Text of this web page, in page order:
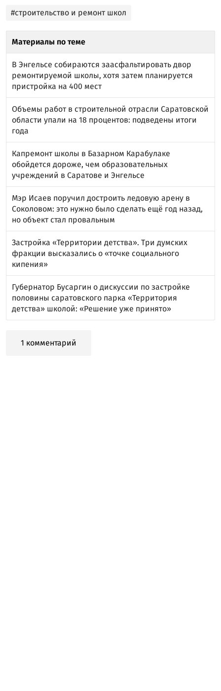
#строительство и ремонт школ
Материалы по теме
В Энгельсе собираются заасфальтировать двор
ремонтируемой школы, хотя затем планируется
пристройка на 400 мест
Объемы работ в строительной отрасли Саратовской
области упали на 18 процентов: подведены итоги
года
Капремонт школы в Базарном Карабулаке
обойдется дороже, чем образовательных
учреждений в Саратове и Энгельсе
Мэр Исаев поручил достроить ледовую арену в
Соколовом: это нужно было сделать ещё год назад,
но объект стал провальным
Застройка «Территории детства». Три думских
фракции высказались о «точке социального
кипения»
Губернатор Бусаргин о дискуссии по застройке
половины саратовского парка «Территория
детства» школой: «Решение уже принято»
1 комментарий